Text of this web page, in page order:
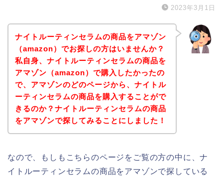
2023年3月1日
ナイトルーティンセラムの商品をアマゾン
（amazon）でお探しの方はいませんか？
私自身、ナイトルーティンセラムの商品を
アマゾン（amazon）で購入したかったの
で、アマゾンのどのページから、ナイトル
ーティンセラムの商品を購入することがで
きるのか？ナイトルーティンセラムの商品
をアマゾンで探してみることにしました！
なので、もしもこちらのページをご覧の方の中に、ナ
イトルーティンセラムの商品をアマゾンで探している